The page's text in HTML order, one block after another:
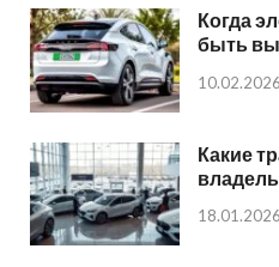
Когда
быть
10.02.2026
Какие
18.01.2026